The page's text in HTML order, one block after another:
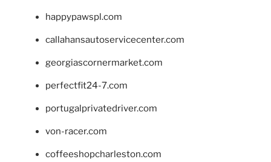
happypawspl.com
callahansautoservicecenter.com
georgiascornermarket.com
perfectfit24-7.com
portugalprivatedriver.com
von-racer.com
coffeeshopcharleston.com